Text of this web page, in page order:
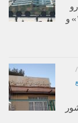
کرد/ وحشت در پنتاگون؛ استقرار انبوه «دی‌اف‑۱۷» و
/